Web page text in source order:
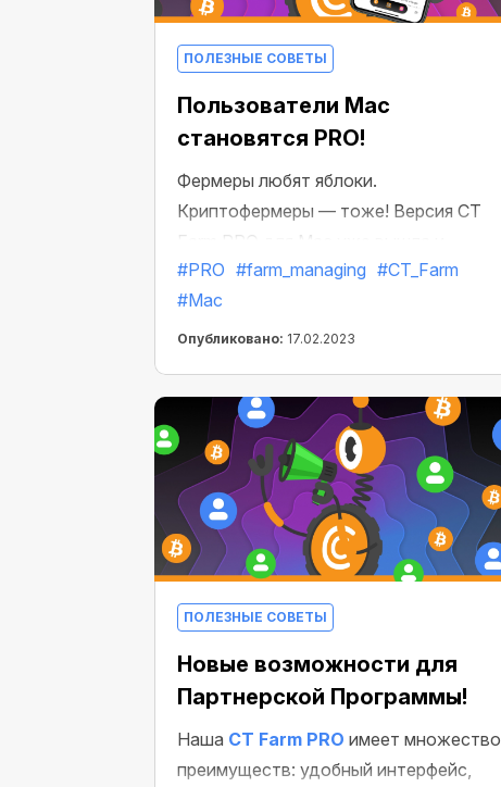
ПОЛЕЗНЫЕ СОВЕТЫ
Пользователи Mac
становятся PRO!
Фермеры любят яблоки.
Криптофермеры — тоже! Версия CT
Farm PRO для Mac уже вышла и
доступна в App Store. Установите
приложение на свой любимое
устройство Apple — управляйте
выводите заработанные средства
без ограничений.
#PRO #farm_managing #CT_Farm
#Mac
Опубликовано: 17.02.2023
ПОЛЕЗНЫЕ СОВЕТЫ
Новые возможности для
Партнерской Программы!
Наша CT Farm PRO имеет множество
преимуществ: удобный интерфейс,